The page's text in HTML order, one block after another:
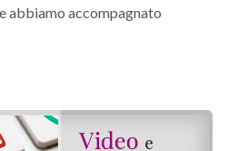
abbiamo accompagnato